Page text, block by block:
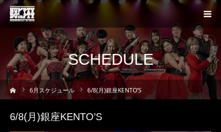
SCHEDULE
ム 6月スケジュール 6/8(月)銀座KENTO’S
6/8(月)銀座KENTO’S